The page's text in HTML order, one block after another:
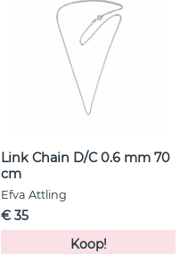
Link Chain D/C 0.6 mm 70
cm
Efva Attling
€ 35
Koop!